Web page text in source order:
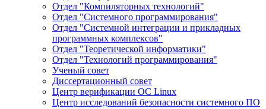
Отдел "Компиляторных технологий"
Отдел "Системного программирования"
Отдел "Системной интеграции и прикладных
программных комплексов"
Отдел "Теоретической информатики"
Отдел "Технологий программирования"
Ученый совет
Диссертационный совет
Центр верификации ОС Linux
Центр исследований безопасности системного ПО